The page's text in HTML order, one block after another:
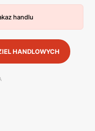
handlu
HANDLOWYCH